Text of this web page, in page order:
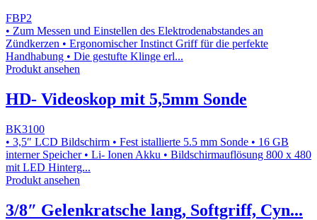
FBP2
• Zum Messen und Einstellen des Elektrodenabstandes an
Zündkerzen • Ergonomischer Instinct Griff für die perfekte
Handhabung • Die gestufte Klinge erl...
Produkt ansehen
HD- Videoskop mit 5,5mm Sonde
BK3100
• 3,5″ LCD Bildschirm • Fest istallierte 5.5 mm Sonde • 16 GB
interner Speicher • Li- Ionen Akku • Bildschirmauflösung 800 x 480
mit LED Hinterg...
Produkt ansehen
3/8″ Gelenkratsche lang, Softgriff, Cyn...